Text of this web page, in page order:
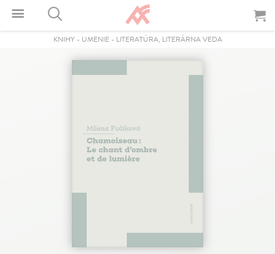
KNIHY- UMENIE- LITERATÚRA, LITERÁRNA VEDA